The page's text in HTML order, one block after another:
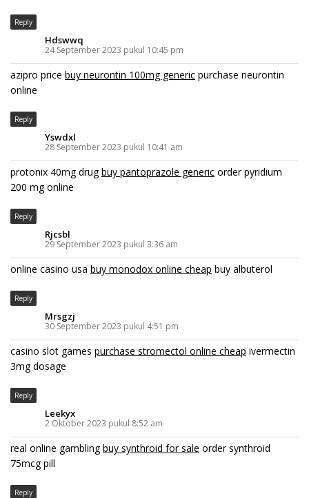
Reply
Hdswwq
24 September 2023 pukul 10:45 pm
azipro price buy neurontin 100mg generic purchase neurontin
online
Reply
Yswdxl
28 September 2023 pukul 10:41 am
protonix 40mg drugbuy pantoprazole generic order pyridium
200 mg online
Reply
Rjcsbl
29 September 2023 pukul 3:36 am
online casino usa buy monodox online cheap buy albuterol
Reply
Mrsgzj
30 September 2023 pukul 4:51 pm
casino slot games purchase stromectol online cheap ivermectin
3mg dosage
Reply
Leekyx
2 Oktober 2023 pukul 8:52 am
real online gamblingbuy synthroid for sale order synthroid
75mcg pill
Reply